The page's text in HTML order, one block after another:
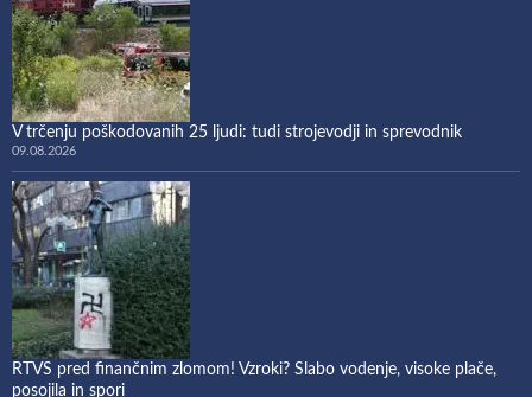
V trčenju poškodovanih 25 ljudi: tudi strojevodji in sprevodnik
09.08.2026
RTVS pred finančnim zlomom! Vzroki? Slabo vodenje, visoke plače,
posojila in spori